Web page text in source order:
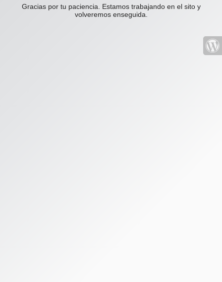
Gracias por tu paciencia. Estamos trabajando en el sito y
volveremos enseguida.